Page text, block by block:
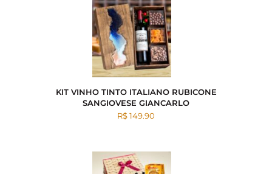
KIT VINHO TINTO ITALIANO RUBICONE
SANGIOVESE GIANCARLO
R$ 149.90